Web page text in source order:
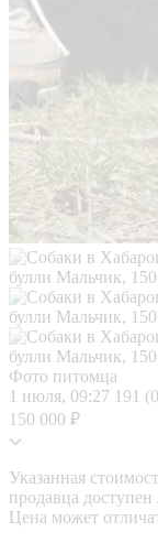
Фото питомца
1 июля, 09:27 191
150 000 ₽
Указанная
продавца
Цена может